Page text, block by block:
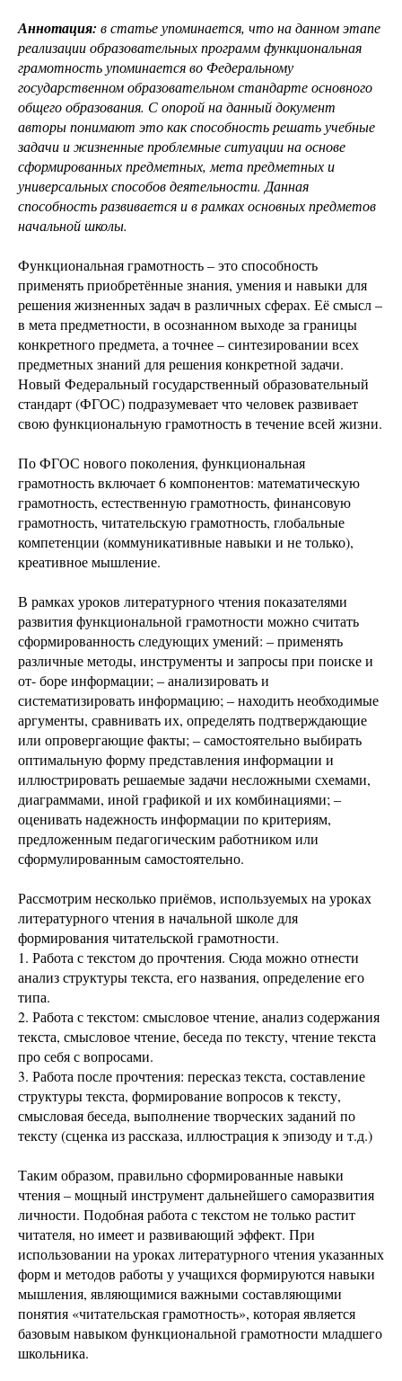
Аннотация: в статье упоминается, что на данном этапе
реализации образовательных программ функциональная
грамотность упоминается во Федеральному
государственном образовательном стандарте основного
общего образования. С опорой на данный документ
авторы понимают это как способность решать учебные
задачи и жизненные проблемные ситуации на основе
сформированных предметных, мета предметных и
универсальных способов деятельности. Данная
способность развивается и в рамках основных предметов
начальной школы.
Функциональная грамотность – это способность
применять приобретённые знания, умения и навыки для
решения жизненных задач в различных сферах. Её смысл –
в мета предметности, в осознанном выходе за границы
конкретного предмета, а точнее – синтезировании всех
предметных знаний для решения конкретной задачи.
Новый Федеральный государственный образовательный
стандарт (ФГОС) подразумевает что человек развивает
свою функциональную грамотность в течение всей жизни.
По ФГОС нового поколения, функциональная
грамотность включает 6 компонентов: математическую
грамотность, естественную грамотность, финансовую
грамотность, читательскую грамотность, глобальные
компетенции (коммуникативные навыки и не только),
креативное мышление.
В рамках уроков литературного чтения показателями
развития функциональной грамотности можно считать
сформированность следующих умений: ‒ применять
различные методы, инструменты и запросы при поиске и
от- боре информации; ‒ анализировать и
систематизировать информацию; ‒ находить необходимые
аргументы, сравнивать их, определять подтверждающие
или опровергающие факты; ‒ самостоятельно выбирать
оптимальную форму представления информации и
иллюстрировать решаемые задачи несложными схемами,
диаграммами, иной графикой и их комбинациями; ‒
оценивать надежность информации по критериям,
предложенным педагогическим работником или
сформулированным самостоятельно.
Рассмотрим несколько приёмов, используемых на уроках
литературного чтения в начальной школе для
формирования читательской грамотности.
1. Работа с текстом до прочтения. Сюда можно отнести
анализ структуры текста, его названия, определение его
типа.
2. Работа с текстом: смысловое чтение, анализ содержания
текста, смысловое чтение, беседа по тексту, чтение текста
про себя с вопросами.
3. Работа после прочтения: пересказ текста, составление
структуры текста, формирование вопросов к тексту,
смысловая беседа, выполнение творческих заданий по
тексту (сценка из рассказа, иллюстрация к эпизоду и т.д.)
Таким образом, правильно сформированные навыки
чтения – мощный инструмент дальнейшего саморазвития
личности. Подобная работа с текстом не только растит
читателя, но имеет и развивающий эффект. При
использовании на уроках литературного чтения указанных
форм и методов работы у учащихся формируются навыки
мышления, являющимися важными составляющими
понятия «читательская грамотность», которая является
базовым навыком функциональной грамотности младшего
школьника.